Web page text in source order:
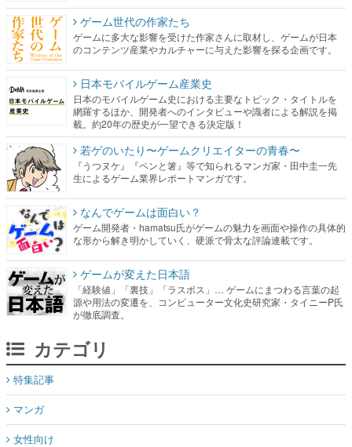
ゲーム世代の作家たち
ゲームに多大な影響を受けた作家さんに取材し、ゲームが日本
のコンテンツ産業やカルチャーに与えた影響を探る企画です。
日本モバイルゲーム産業史
日本のモバイルゲーム史における主要なトピック・タイトルを
網羅するほか、開発者へのインタビューや識者による解説を掲
載。約20年の歴史が一望できる決定版！
若ゲのいたり〜ゲームクリエイターの青春〜
『うつヌケ』『ペンと箸』等で知られるマンガ家・田中圭一先
生によるゲーム業界レポートマンガです。
なんでゲームは面白い？
ゲーム開発者・hamatsu氏がゲームの魅力を画面や操作の具体的
な形から解き明かしていく、硬派で骨太な評論連載です。
ゲームが変えた日本語
「経験値」「裏技」「ラスボス」… ゲームにまつわる言葉の起
源や用法の変遷を、コンピューター文化史研究家・タイニーP氏
が徹底調査。
カテゴリ
特集記事
マンガ
女性向け